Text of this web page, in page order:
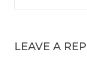
LEAVE A